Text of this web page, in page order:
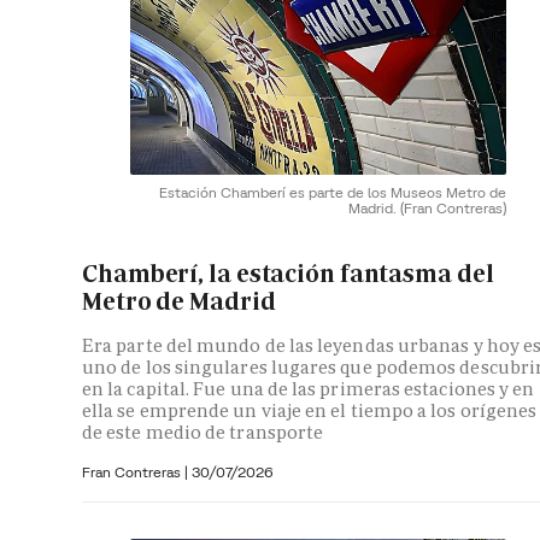
Estación Chamberí es parte de los Museos Metro de
Madrid. (Fran Contreras)
Chamberí, la estación fantasma del
Metro de Madrid
Era parte del mundo de las leyendas urbanas y hoy
uno de los singulares lugares que podemos
en la capital. Fue una de las primeras estaciones y en
ella se emprende un viaje en el tiempo a los orígenes
de este medio de transporte
Fran Contreras | 30/07/2026